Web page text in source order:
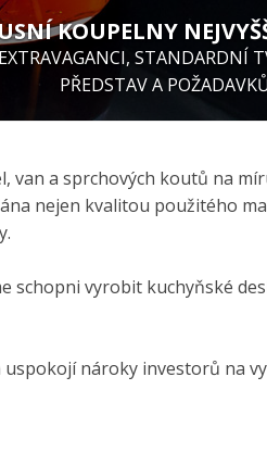
KOUPELNY
STANDARDNÍ
PŘEDSTAV A
van a sprchových koutů na
nejen kvalitou použitého
schopni vyrobit kuchyňské
uspokojí nároky investorů na